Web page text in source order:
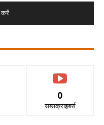
0
सब्सक्राइबर्स